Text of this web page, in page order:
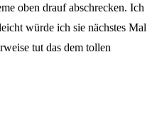
oben drauf abschrecken. Ich
würde ich sie nächstes Mal
tut das dem tollen